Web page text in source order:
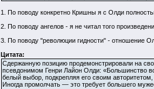
1. По поводу конкретно Кришны я с Олди
2. По поводу ангелов - я не читал того
3. По поводу "революции гидности" - отношение
Цитата:
Сдержанную позицию продемонстрировали на
псевдонимом Генри Лайон Олди: «Большинство
белый выбор, подкрепляя его своим
Иногда промолчать — это требует большего